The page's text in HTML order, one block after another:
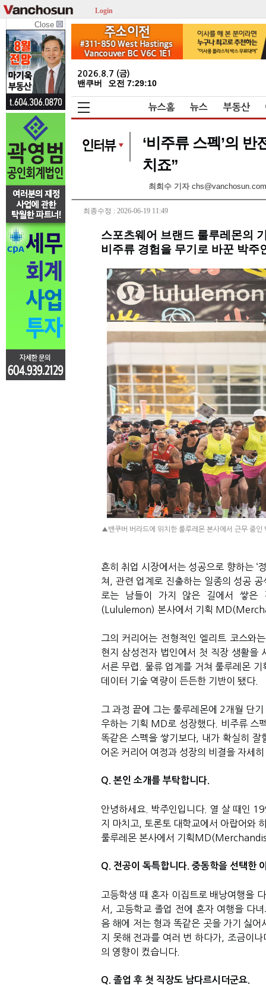
Login
Close
2026.8.7 (금)
밴쿠버 오전 7:29:11
뉴스홈 뉴스 부동산
‘비주류 스펙’의 반
치죠”
최희수 기자 chs@vanchosun.com
최종수정 : 2026-06-19 11:49
스포츠웨어 브랜드 룰루레몬의
비주류 경험을 무기로 바꾼 박주
▲밴쿠버 버라드에 위치한 룰루레몬 본사에서 근무 중인
흔히 취업 시장에서는 성공으로 향하는 ‘
쳐, 관련 업계로 진출하는 일종의 성공
로는 남들이 가지 않은 길에서 쌓은
(Lululemon) 본사에서 기획
그의 커리어는 전형적인 엘리트 코스와
현지 삼성전자 법인에서 첫 직장 생활을
서른 무렵. 물류 업계를 거쳐 룰루레몬
데이터 기술 역량이 든든한 기반이 됐다.
그 과정 끝에 그는 룰루레몬에 2개월 단
우하는 기획 MD로 성장했다. 비주류 스
똑같은 스펙을 쌓기보다, 내가 확실히
어온 커리어 여정과 성장의 비결을 자세
Q. 본인 소개를 부탁합니다.
안녕하세요. 박주인입니다. 열 살 때인
지 마치고, 토론토 대학교에서 아랍어와
룰루레몬 본사에서 기획
Q. 전공이 독특합니다. 중동학을 선택한
고등학생 때 혼자 이집트로 배낭여행을
서, 고등학교 졸업 전에 혼자 여행을 다
음 해에 저는 형과 똑같은 곳을 가기 싫
지 못해 전과를 여러 번 하다가, 조금이
의 영향이 컸습니다.
Q. 졸업 후 첫 직장도 남다르시더군요.